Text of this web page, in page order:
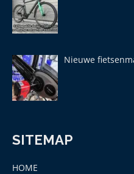
Nieuwe
SITEMAP
HOME